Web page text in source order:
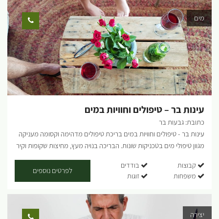
ההשראה שלי ומקור חלק מן החומרים שאני משלבת בהם. הצטרפו אלי
לסדנאות שבהן תוכלו ללמוד להכין סבונים טבעיים, להכיר את הגינה שלי
וללמוד מגוון דרכים שבהן תוכלו לשלב פרחים וצמחי תבלין ומרפא בסבונים
מעשי ידיכם. בסדנה תכינו סבונים שאותם תוכלו לקחת איתכם הביתה.
אפשר לתאם סדנה למתחילים (לא נדרש ידע קודם) או סדנה למתקדמים
שבה מתעמקים בטכניקות עיצוב סבונים. הסדנאות מועברות בקבוצות
קטנות ומלוות בכיבוד קל. הפעילות מתאימה למי שרוצה ללמוד להכין
סבונים וגם כפעילות מהנה עם חברות. אורך סדנה כשעתיים וחצי-שלוש.
מים
עינות בר – טיפולים וחוויות במים
כתובת: גבעות בר
עינות בר - טיפולים וחוויות במים בריכת טיפולים מדהימה וקסומה מעניקה
מגוון טיפולי מים בטכניקות שונות. הבריכה בנויה מעץ, מחיצות שקופות וקיר
ישיבה והתרגעות. האווירה והסביבה יעניקו לאורחנו חוויה ייחודית. מתחם
עינות בר הפך למרכז המשמעותי ביותר מאז תחילת ימי הלחימה. עשרות
אלפי חיילים ואזרחים שמגיעים מתוך הלחימה ומתוך המשבר הלאומי
שפקד את כולנו להתמלא מחדש מהדברים שנותנים לנו כוח והשראה:
חופשה, מנוחה, מוזיקה, תנועה, פעילות גופנית, סדנאות במים, יציאה לטבע
קבוצות
בודדים
משפחות
זוגות
לפרטים נוספים
יצירה